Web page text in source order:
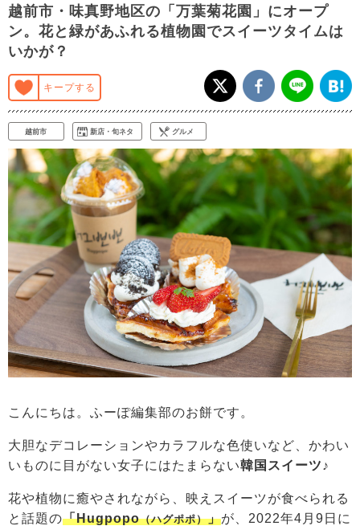
越前市・味真野地区の「万葉菊花園」にオープ
ン。花と緑があふれる植物園でスイーツタイムは
いかが？
キープする
越前市 新店・旬ネタ グルメ
こんにちは。ふーぽ編集部のお餅です。
大胆なデコレーションやカラフルな色使いなど、かわい
いものに目がない女子にはたまらない韓国スイーツ♪
花や植物に癒やされながら、映えスイーツが食べられる
と話題の「Hugpopo（ハグポポ）」が、2022年4月9日に